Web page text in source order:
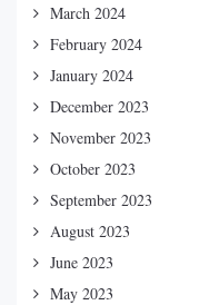
March 2024
February 2024
January 2024
December 2023
November 2023
October 2023
September 2023
August 2023
June 2023
May 2023